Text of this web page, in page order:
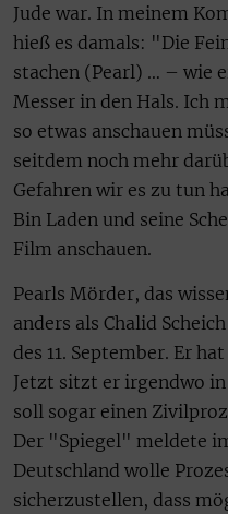
Jude war. In meinem
hieß es damals: "Die
stachen (Pearl) … – wie
Messer in den Hals. Ich
so etwas anschauen
seitdem noch mehr
Gefahren wir es zu tun
Bin Laden und seine
Film anschauen.
Pearls Mörder, das
anders als Chalid
des 11. September. Er
Jetzt sitzt er irgendwo
soll sogar einen
Der "Spiegel" meldete
Deutschland wolle
sicherzustellen, dass